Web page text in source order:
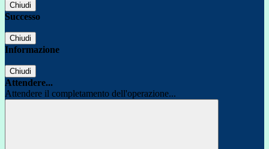
Chiudi
Successo
Chiudi
Informazione
Chiudi
Attendere...
Attendere il completamento dell'operazione...